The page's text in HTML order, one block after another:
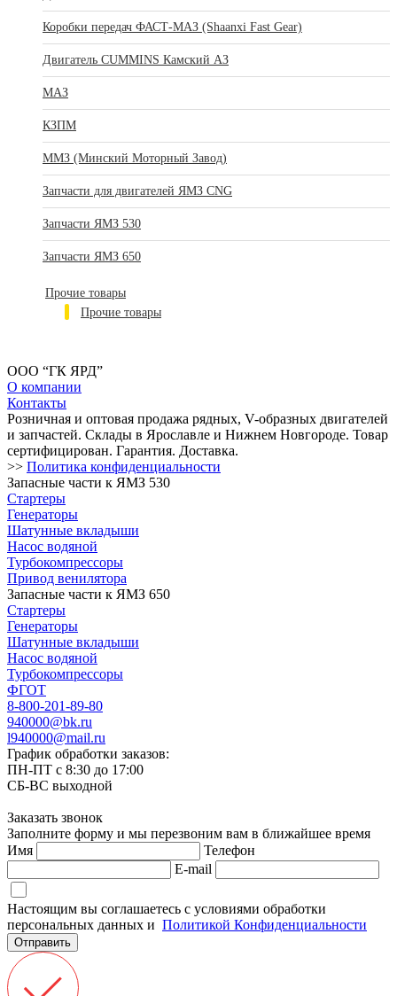
Коробки передач ФАСТ-МАЗ (Shaanxi Fast Gear)
Двигатель CUMMINS Камский АЗ
МАЗ
КЗПМ
ММЗ (Минский Моторный Завод)
Запчасти для двигателей ЯМЗ CNG
Запчасти ЯМЗ 530
Запчасти ЯМЗ 650
Прочие товары
Прочие товары
ООО “ГК ЯРД”
О компании
Контакты
Розничная и оптовая продажа рядных, V-образных двигателей
и запчастей. Склады в Ярославле и Нижнем Новгороде. Товар
сертифицирован. Гарантия. Доставка.
>> Политика конфиденциальности
Запасные части к ЯМЗ 530
Стартеры
Генераторы
Шатунные вкладыши
Насос водяной
Турбокомпрессоры
Привод венилятора
Запасные части к ЯМЗ 650
Стартеры
Генераторы
Шатунные вкладыши
Насос водяной
Турбокомпрессоры
ФГОТ
8-800-201-89-80
940000@bk.ru
l940000@mail.ru
График обработки заказов:
ПН-ПТ с 8:30 до 17:00
СБ-ВС выходной
Заказать звонок
Заполните форму и мы перезвоним вам в ближайшее время
Имя
Телефон
E-mail
Настоящим вы соглашаетесь с условиями обработки
персональных данных и Политикой Конфиденциальности
Отправить